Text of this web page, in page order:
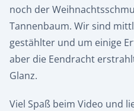
noch der
Tannenbaum. Wir sind
gestählter und um einige
aber die Eendracht
Glanz.
Viel Spaß beim Video und